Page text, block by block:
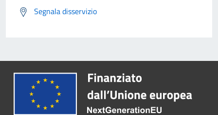
Segnala disservizio